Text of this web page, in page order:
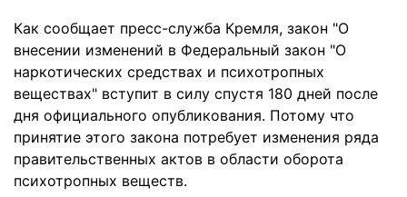
Как сообщает пресс-служба Кремля, закон "О
внесении изменений в Федеральный закон "О
наркотических средствах и психотропных
веществах" вступит в силу спустя 180 дней после
дня официального опубликования. Потому что
принятие этого закона потребует изменения ряда
правительственных актов в области оборота
психотропных веществ.